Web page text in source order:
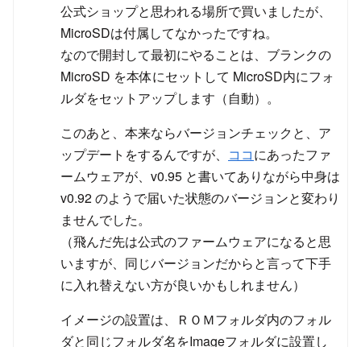
公式ショップと思われる場所で買いましたが、
MicroSDは付属してなかったですね。
なので開封して最初にやることは、ブランクの
MicroSD を本体にセットして MicroSD内にフォ
ルダをセットアップします（自動）。
このあと、本来ならバージョンチェックと、ア
ップデートをするんですが、 ココにあったファ
ームウェアが、v0.95 と書いてありながら中身は
v0.92 のようで届いた状態のバージョンと変わり
ませんでした。
（飛んだ先は公式のファームウェアになると思
いますが、同じバージョンだからと言って下手
に入れ替えない方が良いかもしれません）
イメージの設置は、ＲＯＭフォルダ内のフォル
ダと同じフォルダ名をImageフォルダに設置し